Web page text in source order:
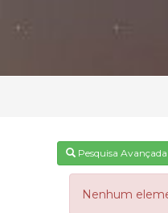
Pesquisa Avançada
Nenhum